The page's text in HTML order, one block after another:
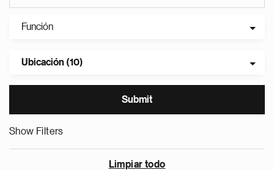
Función
Ubicación (10)
Show Filters
Limpiar todo